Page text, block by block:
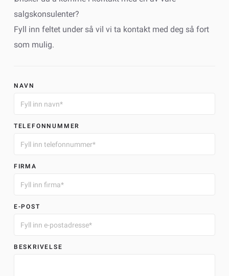
salgskonsulenter?
Fyll inn feltet under så vil vi ta kontakt med deg så fort
som mulig.
NAVN
TELEFONNUMMER
FIRMA
E-POST
BESKRIVELSE